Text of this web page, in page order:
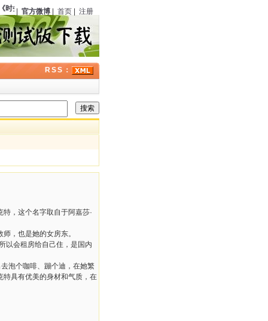
务报》（中国）第一册刊载《英国包探访喀迭医生案》
官方微博 首页 注册
RSS：
，这个名字取自于阿嘉莎·
，也是她的女房东。
以会租房给自己住，是国内
泡个咖啡、蹦个迪，在她繁
特具有优美的身材和气质，在